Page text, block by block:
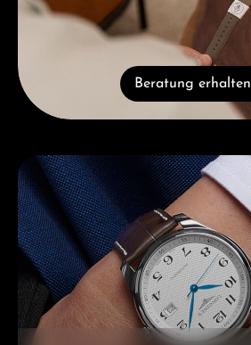
Beratung erhalten
Kategoriegalerie überspringen